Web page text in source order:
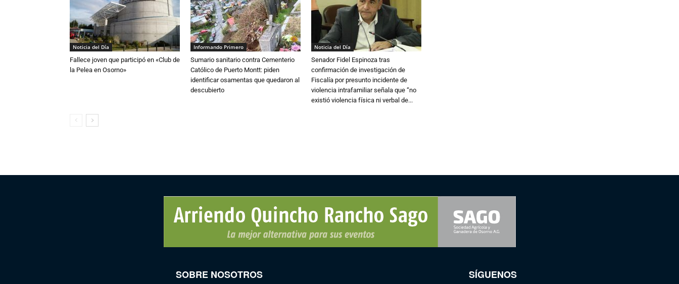
Noticia del Día
Fallece joven que participó en «Club de
la Pelea en Osorno»
Informando Primero
Sumario sanitario contra Cementerio
Católico de Puerto Montt: piden
identificar osamentas que quedaron al
descubierto
Noticia del Día
Senador Fidel Espinoza tras
confirmación de investigación de
Fiscalía por presunto incidente de
violencia intrafamiliar señala que “no
existió violencia física ni verbal de...
SOBRE NOSOTROS SÍGUENOS